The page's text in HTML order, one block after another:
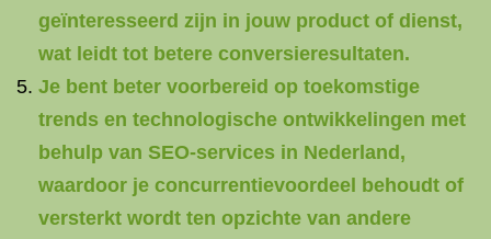
geïnteresseerd zijn in jouw product of dienst,
wat leidt tot betere conversieresultaten.
Je bent beter voorbereid op toekomstige
trends en technologische ontwikkelingen met
behulp van SEO-services in Nederland,
waardoor je concurrentievoordeel behoudt of
versterkt wordt ten opzichte van andere